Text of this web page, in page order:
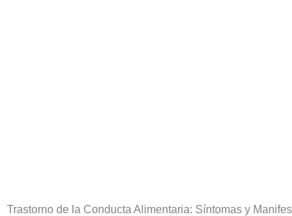
Trastorno de la Conducta Alimentaria: Síntomas y